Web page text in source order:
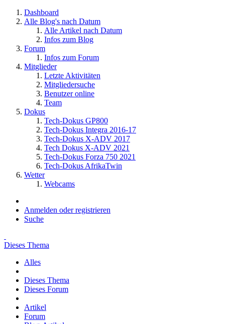
Dashboard
Alle Blog's nach Datum
Alle Artikel nach Datum
Infos zum Blog
Forum
Infos zum Forum
Mitglieder
Letzte Aktivitäten
Mitgliedersuche
Benutzer online
Team
Dokus
Tech-Dokus GP800
Tech-Dokus Integra 2016-17
Tech-Dokus X-ADV 2017
Tech Dokus X-ADV 2021
Tech-Dokus Forza 750 2021
Tech-Dokus AfrikaTwin
Wetter
Webcams
Anmelden oder registrieren
Suche
Dieses Thema
Alles
Dieses Thema
Dieses Forum
Artikel
Forum